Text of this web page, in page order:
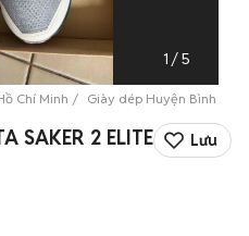
1 /5
Chí Minh Giày dép Huyện Bình
SAKER 2 ELITE
Lưu